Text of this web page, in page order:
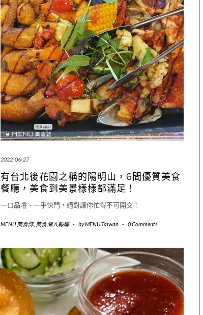
2022-06-27
有台北後花園之稱的陽明山，6間優質美食
餐廳，美食到美景樣樣都滿足！
一口品嚐、一手快門，絕對讓你忙得不可開交！
MENU 美食誌, 美食深入報導 - byMENU Taiwan - 0 Comments